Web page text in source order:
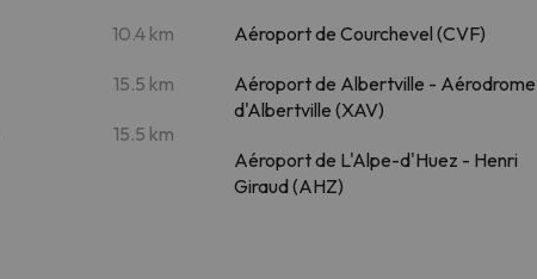
10.4 km
15.5 km
15.5 km
Aéroport de Courchevel (CVF)
Aéroport de Albertville - Aérodrome
d'Albertville (XAV)
Aéroport de L'Alpe-d'Huez - Henri
Giraud (AHZ)